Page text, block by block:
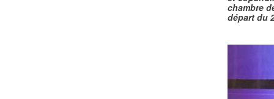
chambre
départ du
r